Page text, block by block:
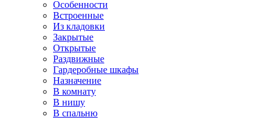
Особенности
Встроенные
Из кладовки
Закрытые
Открытые
Раздвижные
Гардеробные шкафы
Назначение
В комнату
В нишу
В спальню